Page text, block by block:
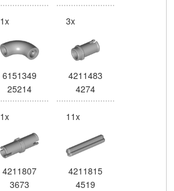
1x
6151349
25214
3x
4211483
4274
1x
4211807
3673
11x
4211815
4519